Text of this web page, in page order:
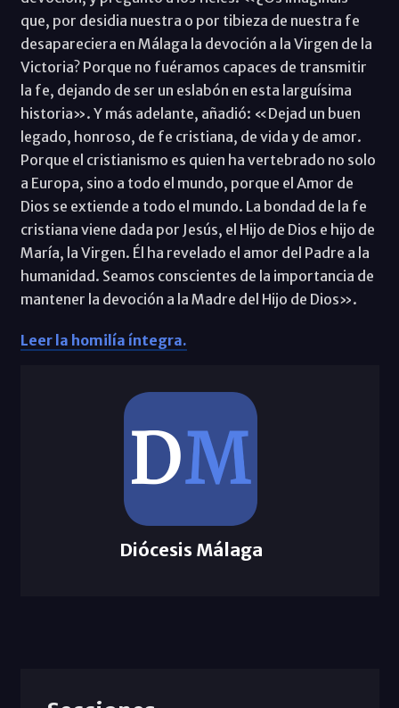
que, por desidia nuestra o por tibieza de nuestra fe
desapareciera en Málaga la devoción a la Virgen de la
Victoria? Porque no fuéramos capaces de transmitir
la fe, dejando de ser un eslabón en esta larguísima
historia». Y más adelante, añadió: «Dejad un buen
legado, honroso, de fe cristiana, de vida y de amor.
Porque el cristianismo es quien ha vertebrado no solo
a Europa, sino a todo el mundo, porque el Amor de
Dios se extiende a todo el mundo. La bondad de la fe
cristiana viene dada por Jesús, el Hijo de Dios e hijo de
María, la Virgen. Él ha revelado el amor del Padre a la
humanidad. Seamos conscientes de la importancia de
mantener la devoción a la Madre del Hijo de Dios».
Leer la homilía íntegra.
Diócesis Málaga